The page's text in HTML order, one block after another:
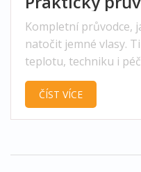
Kompletní průvodce,
natočit jemné vlasy.
teplotu, techniku i
ČÍST VÍCE